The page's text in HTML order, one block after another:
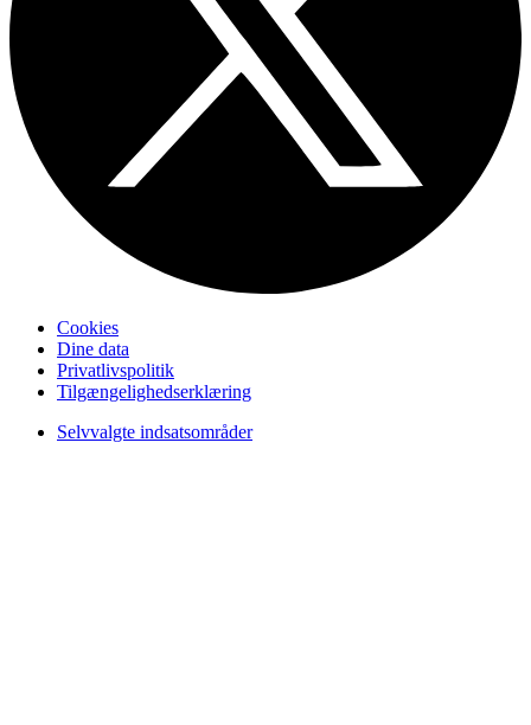
Cookies
Dine data
Privatlivspolitik
Tilgængelighedserklæring
Selvvalgte indsatsområder